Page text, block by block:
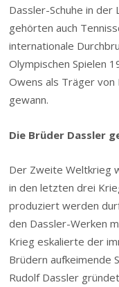
Dassler-Schuhe in der
gehörten auch
internationale
Olympischen Spielen
Owens als Träger von
gewann.
Die Brüder Dassler
Der Zweite Weltkrieg
in den letzten drei
produziert werden
den Dassler-Werken
Krieg eskalierte der
Brüdern aufkeimende
Rudolf Dassler